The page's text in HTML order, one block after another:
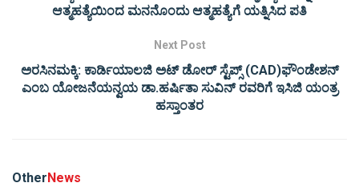
ಆತ್ಮಹತ್ಯೆಯಿಂದ ಮನನೊಂದು ಆತ್ಮಹತ್ಯೆಗೆ ಯತ್ನಿಸಿದ ಪತಿ
Next Post
ಅರಸಿನಮಕ್ಕಿ: ಕಾರ್ಡಿಯಾಲಜಿ ಅಟ್ ಡೋರ್ ಸ್ಟೆಪ್ಸ್ (CAD)ಫೌಂಡೇಶನ್
ಎಂಬ ಯೋಜನೆಯನ್ವಯ ಡಾ.ಹರ್ಷಿತಾ ಸುವಿನ್ ರವರಿಗೆ ಇಸಿಜಿ ಯಂತ್ರ
ಹಸ್ತಾಂತರ
Other News